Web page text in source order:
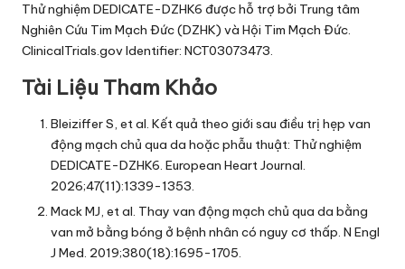
Thử nghiệm DEDICATE-DZHK6 được hỗ trợ bởi Trung tâm
Nghiên Cứu Tim Mạch Đức (DZHK) và Hội Tim Mạch Đức.
ClinicalTrials.gov Identifier: NCT03073473.
Tài Liệu Tham Khảo
Bleiziffer S, et al. Kết quả theo giới sau điều trị hẹp van
động mạch chủ qua da hoặc phẫu thuật: Thử nghiệm
DEDICATE-DZHK6. European Heart Journal.
2026;47(11):1339-1353.
Mack MJ, et al. Thay van động mạch chủ qua da bằng
van mở bằng bóng ở bệnh nhân có nguy cơ thấp. N Engl
J Med. 2019;380(18):1695-1705.